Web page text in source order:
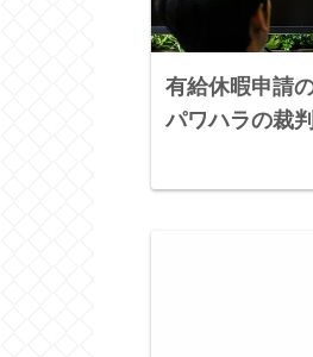
有給休暇申請
パワハラの裁